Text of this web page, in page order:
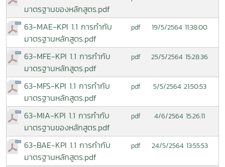
มาตรฐานของหลักสูตร.pdf
63-MAE-KPI 1.1 การกำกับ
มาตรฐานหลักสูตร.pdf
pdf 19/5/2564 11:38:00
63-MFE-KPI 1.1 การกำกับ
มาตรฐานหลักสูตร.pdf
pdf 25/5/2564 15:28:36
63-MFS-KPI 1.1 การกำกับ
มาตรฐานหลักสูตร.pdf
pdf 5/5/2564 21:50:53
63-MIA-KPI 1.1 การกำกับ
มาตรฐานของหลักสูตร.pdf
pdf 4/6/2564 15:26:11
63-ฺBAE-KPI 1.1 การกำกับ
มาตรฐานหลักสูตร.pdf
pdf 24/5/2564 13:55:53